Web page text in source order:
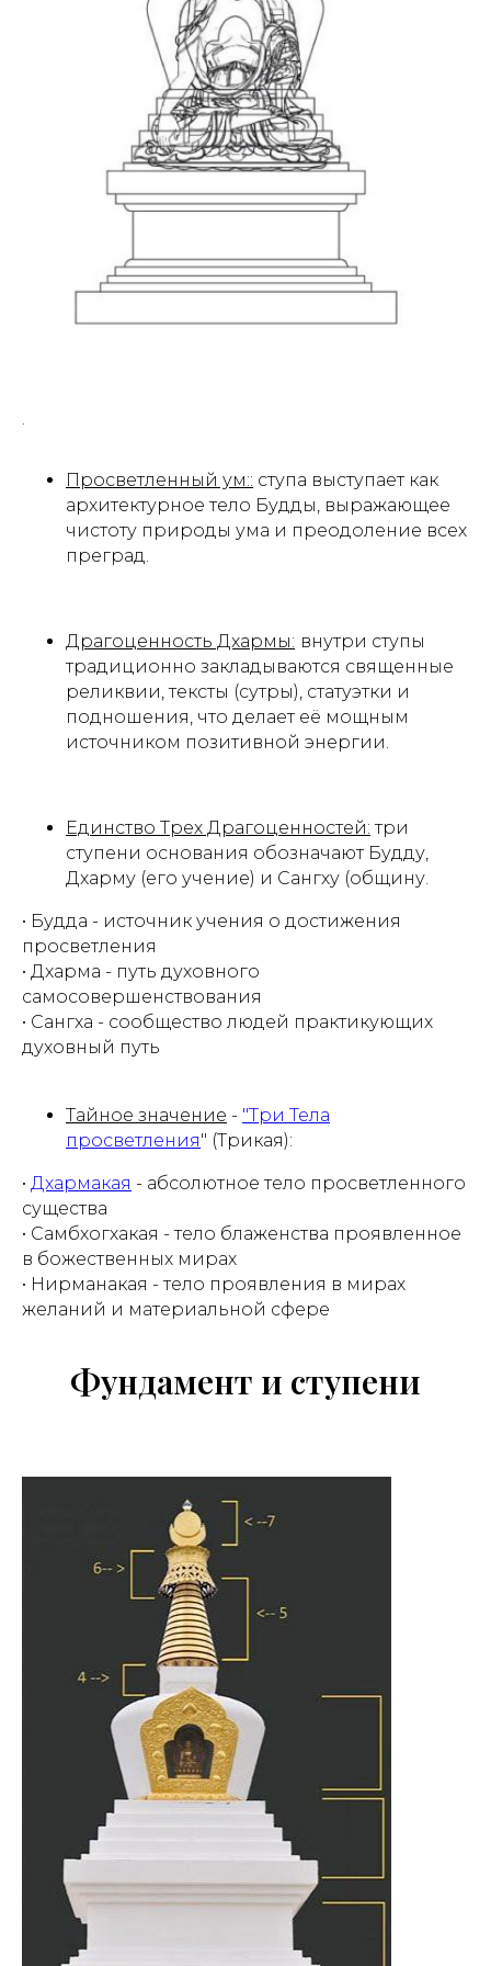
.
Просветленный ум:: ступа выступает как
архитектурное тело Будды, выражающее
чистоту природы ума и преодоление всех
преград.
Драгоценность Дхармы: внутри ступы
традиционно закладываются священные
реликвии, тексты (сутры), статуэтки и
подношения, что делает её мощным
источником позитивной энергии.
Единство Трех Драгоценностей: три
ступени основания обозначают Будду,
Дхарму (его учение) и Сангху (общину.
• Будда - источник учения о достижения
просветления
• Дхарма - путь духовного
самосовершенствования
• Сангха - сообщество людей практикующих
духовный путь
Тайное значение - "Три Тела
просветления" (Трикая):
• Дхармакая - абсолютное тело просветленного
существа
• Самбхогхакая - тело блаженства проявленное
в божественных мирах
• Нирманакая - тело проявления в мирах
желаний и материальной сфере
Фундамент и ступени